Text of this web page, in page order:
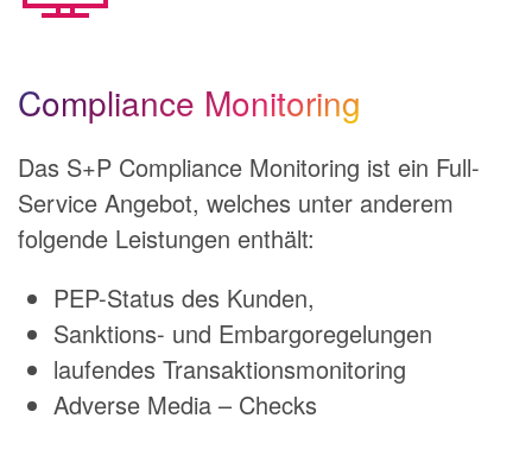
Compliance Monitoring
Das S+P Compliance Monitoring ist ein Full-
Service Angebot, welches unter anderem
folgende Leistungen enthält:
PEP-Status des Kunden,
Sanktions- und Embargoregelungen
laufendes Transaktionsmonitoring
Adverse Media – Checks